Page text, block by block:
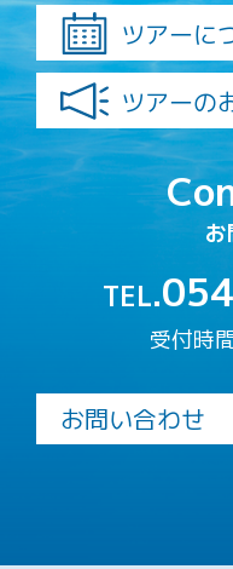
ツアーに
ツアーの
TEL.
受付時
お問い合わせ